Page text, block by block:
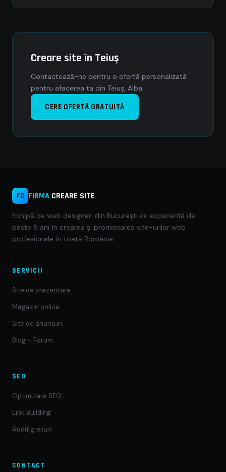
Creare site în Teiuş
Contactează-ne pentru o ofertă personalizată
pentru afacerea ta din Teiuş, Alba.
CERE OFERTĂ GRATUITĂ
FC FIRMA CREARE SITE
Echipă de web designeri din București cu experiență de
peste 5 ani în crearea și promovarea site-urilor web
profesionale în toată România.
SERVICII
Site de prezentare
Magazin online
Site de anunțuri
Blog – Forum
SEO
Optimizare SEO
Link Building
Audit gratuit
CONTACT